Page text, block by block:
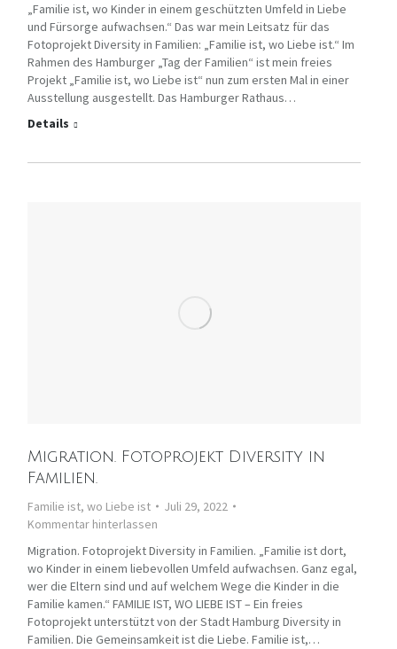
„Familie ist, wo Kinder in einem geschützten Umfeld in Liebe
und Fürsorge aufwachsen.“ Das war mein Leitsatz für das
Fotoprojekt Diversity in Familien: „Familie ist, wo Liebe ist.“ Im
Rahmen des Hamburger „Tag der Familien“ ist mein freies
Projekt „Familie ist, wo Liebe ist“ nun zum ersten Mal in einer
Ausstellung ausgestellt. Das Hamburger Rathaus…
Details
Migration. Fotoprojekt Diversity in
Familien.
Familie ist, wo Liebe ist
Juli 29, 2022
Kommentar hinterlassen
Migration. Fotoprojekt Diversity in Familien. „Familie ist dort,
wo Kinder in einem liebevollen Umfeld aufwachsen. Ganz egal,
wer die Eltern sind und auf welchem Wege die Kinder in die
Familie kamen.“ FAMILIE IST, WO LIEBE IST – Ein freies
Fotoprojekt unterstützt von der Stadt Hamburg Diversity in
Familien. Die Gemeinsamkeit ist die Liebe. Familie ist,…